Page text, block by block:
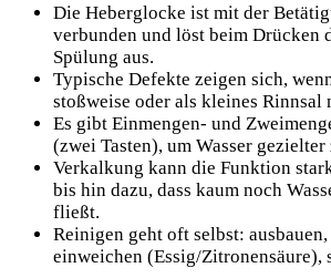
Die Heberglocke ist mit der
verbunden und löst beim Drücken
Spülung aus.
Typische Defekte zeigen sich,
stoßweise oder als kleines Rinnsal
Es gibt Einmengen- und
(zwei Tasten), um Wasser gezielter
Verkalkung kann die Funktion
bis hin dazu, dass kaum noch
fließt.
Reinigen geht oft selbst:
einweichen (Essig/Zitronensäure),